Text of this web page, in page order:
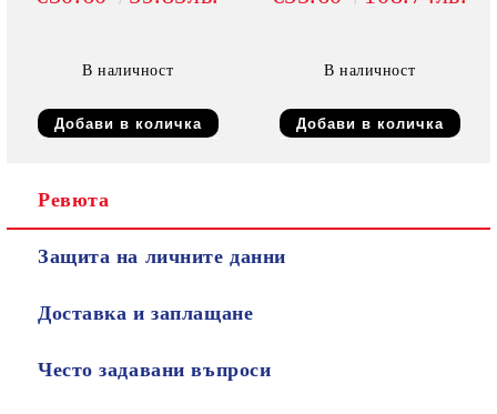
В наличност В наличност
Ревюта
Защита на личните данни
Доставка и заплащане
Често задавани въпроси